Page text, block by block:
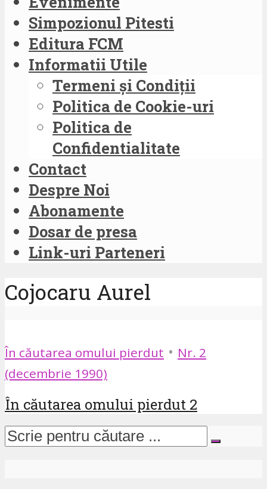
Simpozionul Pitesti
Editura FCM
Informatii Utile
Termeni și Condiții
Politica de Cookie-uri
Politica de
Confidentialitate
Contact
Despre Noi
Abonamente
Dosar de presa
Link-uri Parteneri
Cojocaru Aurel
În căutarea omului pierdut • Nr. 2
(decembrie 1990)
În căutarea omului pierdut 2